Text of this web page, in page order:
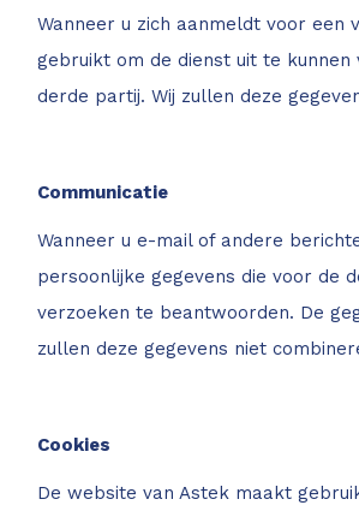
Wanneer u zich aanmeldt voor een
gebruikt om de dienst uit te kunnen
derde partij. Wij zullen deze
Communicatie
Wanneer u e-mail of andere
persoonlijke gegevens die voor de
verzoeken te beantwoorden. De
zullen deze gegevens niet
Cookies
De website van Astek maakt